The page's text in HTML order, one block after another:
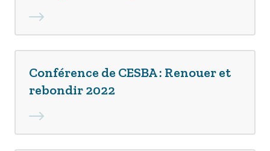
Conférence de CESBA : Renouer et
rebondir 2022